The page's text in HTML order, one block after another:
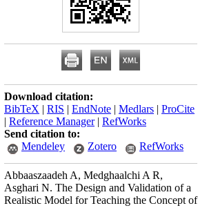
Download citation:
BibTeX | RIS | EndNote | Medlars | ProCite
| Reference Manager| RefWorks
Send citation to:
Mendeley
Zotero RefWorks
Abbaaszaadeh A, Medghaalchi A R,
Asghari N. The Design and Validation of a
Realistic Model for Teaching the Concept of